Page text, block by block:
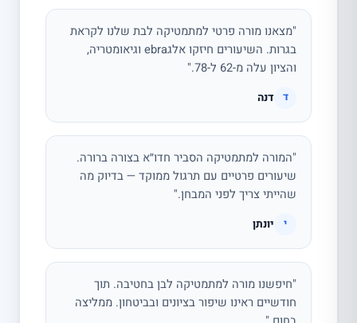
"מצאנו מורה פרטי למתמטיקה לבת שלנו לקראת
בגרות. השיעורים חיזקו אלגebra וגיאומטריה,
והציון עלה מ-62 ל-78."
ד דנה
"המורה למתמטיקה הסביר חדו״א בצורה ברורה.
שיעורים פרטיים עם תרגול ממוקד — בדיוק מה
שהייתי צריך לפני המבחן."
י יונתן
"חיפשנו מורה למתמטיקה לבן בחטיבה. תוך
חודשיים ראינו שיפור בציונים ובביטחון. ממליצה